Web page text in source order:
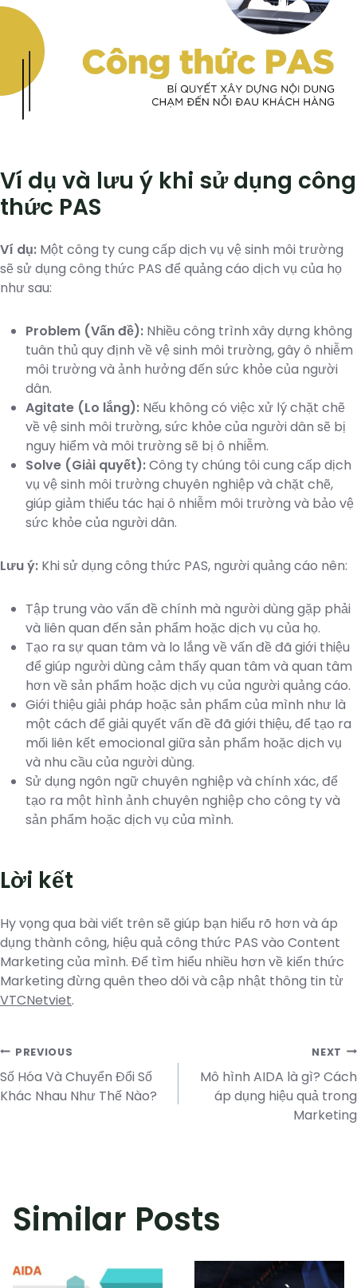
Ví dụ và lưu ý khi sử dụng công
thức PAS
Ví dụ: Một công ty cung cấp dịch vụ vệ sinh môi trường
sẽ sử dụng công thức PAS để quảng cáo dịch vụ của họ
như sau:
Problem (Vấn đề): Nhiều công trình xây dựng không
tuân thủ quy định về vệ sinh môi trường, gây ô nhiễm
môi trường và ảnh hưởng đến sức khỏe của người
dân.
Agitate (Lo lắng): Nếu không có việc xử lý chặt chẽ
về vệ sinh môi trường, sức khỏe của người dân sẽ bị
nguy hiểm và môi trường sẽ bị ô nhiễm.
Solve (Giải quyết):Công ty chúng tôi cung cấp dịch
vụ vệ sinh môi trường chuyên nghiệp và chặt chẽ,
giúp giảm thiểu tác hại ô nhiễm môi trường và bảo vệ
sức khỏe của người dân.
Lưu ý: Khi sử dụng công thức PAS, người quảng cáo nên:
Tập trung vào vấn đề chính mà người dùng gặp phải
và liên quan đến sản phẩm hoặc dịch vụ của họ.
Tạo ra sự quan tâm và lo lắng về vấn đề đã giới thiệu
để giúp người dùng cảm thấy quan tâm và quan tâm
hơn về sản phẩm hoặc dịch vụ của người quảng cáo.
Giới thiệu giải pháp hoặc sản phẩm của mình như là
một cách để giải quyết vấn đề đã giới thiệu, để tạo ra
mối liên kết emocional giữa sản phẩm hoặc dịch vụ
và nhu cầu của người dùng.
Sử dụng ngôn ngữ chuyên nghiệp và chính xác, để
tạo ra một hình ảnh chuyên nghiệp cho công ty và
sản phẩm hoặc dịch vụ của mình.
Lời kết
Hy vọng qua bài viết trên sẽ giúp bạn hiểu rõ hơn và áp
dụng thành công, hiệu quả công thức PAS vào Content
Marketing của mình. Để tìm hiểu nhiều hơn về kiến thức
Marketing đừng quên theo dõi và cập nhật thông tin từ
VTCNetviet.
Post
navigation
PREVIOUS
Số Hóa Và Chuyển Đổi Số
Khác Nhau Như Thế Nào?
NEXT
Mô hình AIDA là gì? Cách
áp dụng hiệu quả trong
Marketing
Similar Posts